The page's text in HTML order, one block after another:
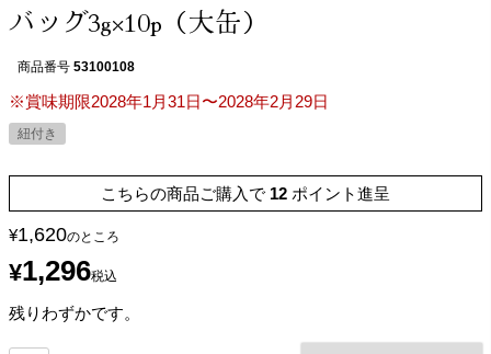
バッグ3g×10p（大缶）
商品番号 53100108
※賞味期限2028年1月31日〜2028年2月29日
紐付き
こちらの商品ご購入で 12 ポイント進呈
¥1,620のところ
¥1,296税込
残りわずかです。